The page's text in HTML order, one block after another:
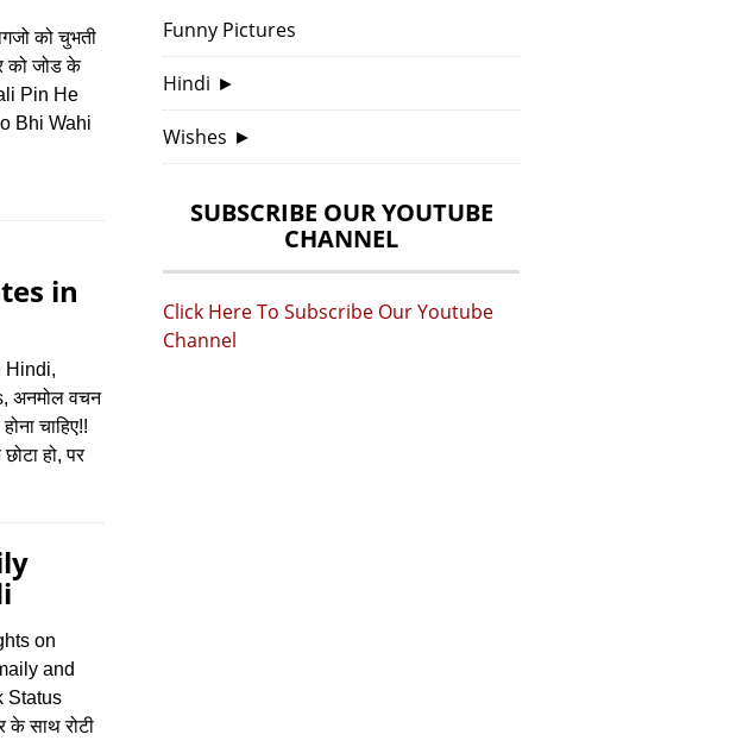
को चुभती
को जोड के
Pin He
Bhi Wahi
in
Hindi,
अनमोल वचन
चाहिए!!
हो, पर
on
and
Status
के साथ रोटी
Funny Pictures
Hindi ►
Wishes ►
SUBSCRIBE OUR YOUTUBE
CHANNEL
Click Here To Subscribe Our Youtube
Channel